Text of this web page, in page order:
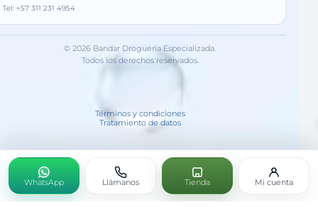
Tel: +57 311 231 4954
© 2026 Bandar Droguería Especializada.
Todos los derechos reservados.
Términos y condiciones
Tratamiento de datos
WhatsApp Llámanos Tienda Mi cuenta